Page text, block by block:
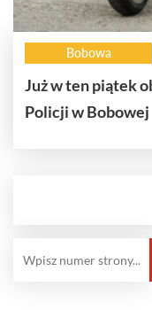
Bobowa
Już w ten piątek
Policji w Bobowej